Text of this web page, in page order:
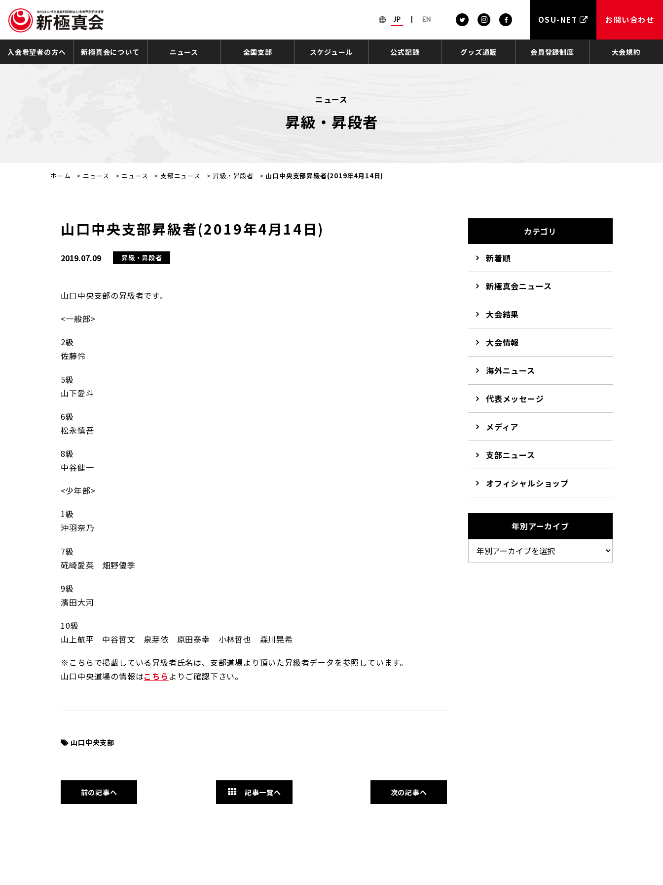
JP EN OSU-NET お問い合わせ
入会希望者の方へ 新極真会について ニュース 全国支部 スケジュール 公式記録 グッズ通販 会員登録制度 大会規約
ニュース
昇級・昇段者
ホーム > ニュース > ニュース > 支部ニュース >昇級・昇段者 > 山口中央支部昇級者(2019年4月14日)
山口中央支部昇級者(2019年4月14日)
2019.07.09 昇級・昇段者
山口中央支部の昇級者です。
<一般部>
2級
佐藤怜
5級
山下愛斗
6級
松永慎吾
8級
中谷健一
<少年部>
1級
沖羽奈乃
7級
硴崎愛菜 畑野優季
9級
濱田大河
10級
山上航平 中谷哲文 泉芽依 原田泰幸 小林哲也 森川晃希
※こちらで掲載している昇級者氏名は、支部道場より頂いた昇級者データを参照しています。
山口中央道場の情報はこちら よりご確認下さい。
山口中央支部
前の記事へ 記事一覧へ 次の記事へ
カテゴリ
新着順
新極真会ニュース
大会結果
大会情報
海外ニュース
代表メッセージ
メディア
支部ニュース
オフィシャルショップ
年別アーカイブ